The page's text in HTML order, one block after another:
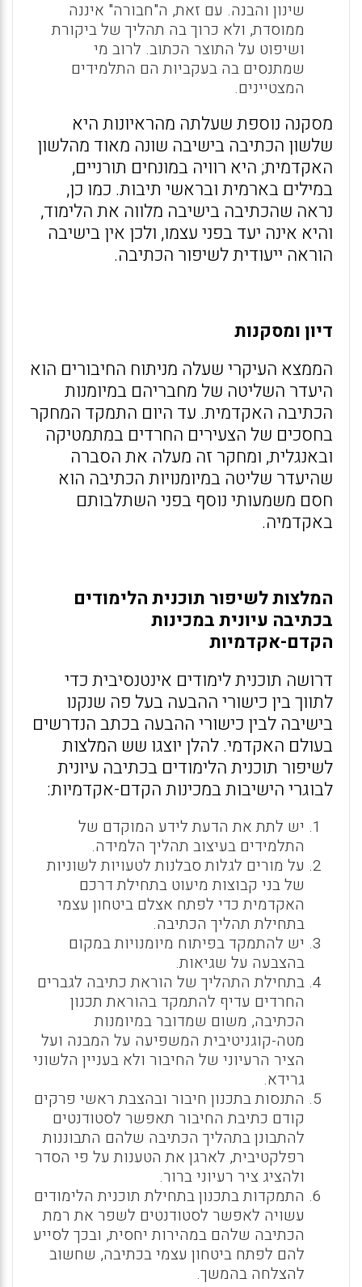
שינון והבנה. עם זאת, ה"חבורה" איננה
ממוסדת, ולא כרוך בה תהליך של ביקורת
ושיפוט על התוצר הכתוב. לרוב מי
שמתנסים בה בעקביות הם התלמידים
המצטיינים.
מסקנה נוספת שעלתה מהראיונות היא
שלשון הכתיבה בישיבה שונה מאוד מהלשון
האקדמית; היא רוויה במונחים תורניים,
במילים בארמית ובראשי תיבות. כמו כן,
נראה שהכתיבה בישיבה מלווה את הלימוד,
והיא אינה יעד בפני עצמו, ולכן אין בישיבה
הוראה ייעודית לשיפור הכתיבה.
דיון ומסקנות
הממצא העיקרי שעלה מניתוח החיבורים הוא
היעדר השליטה של מחבריהם במיומנות
הכתיבה האקדמית. עד היום התמקד המחקר
בחסכים של הצעירים החרדים במתמטיקה
ובאנגלית, ומחקר זה מעלה את הסברה
שהיעדר שליטה במיומנויות הכתיבה הוא
חסם משמעותי נוסף בפני השתלבותם
באקדמיה.
המלצות לשיפור תוכנית הלימודים
בכתיבה עיונית במכינות
הקדם-אקדמיות
דרושה תוכנית לימודים אינטנסיבית כדי
לתווך בין כישורי ההבעה בעל פה שנקנו
בישיבה לבין כישורי ההבעה בכתב הנדרשים
בעולם האקדמי. להלן יוצגו שש המלצות
לשיפור תוכנית הלימודים בכתיבה עיונית
לבוגרי הישיבות במכינות הקדם-אקדמיות:
יש לתת את הדעת לידע המוקדם של
התלמידים בעיצוב תהליך הלמידה.
על מורים לגלות סבלנות לטעויות לשוניות
של בני קבוצות מיעוט בתחילת דרכם
האקדמית כדי לפתח אצלם ביטחון עצמי
בתחילת תהליך הכתיבה.
יש להתמקד בפיתוח מיומנויות במקום
בהצבעה על שגיאות.
בתחילת התהליך של הוראת כתיבה לגברים
החרדים עדיף להתמקד בהוראת תכנון
הכתיבה, משום שמדובר במיומנות
מטה-קוגניטיבית המשפיעה על המבנה ועל
הציר הרעיוני של החיבור ולא בעניין הלשוני
גרידא.
התנסות בתכנון חיבור ובהצבת ראשי פרקים
קודם כתיבת החיבור תאפשר לסטודנטים
להתבונן בתהליך הכתיבה שלהם התבוננות
רפלקטיבית, לארגן את הטענות על פי הסדר
ולהציג ציר רעיוני ברור.
התמקדות בתכנון בתחילת תוכנית הלימודים
עשויה לאפשר לסטודנטים לשפר את רמת
הכתיבה שלהם במהירות יחסית, ובכך לסייע
להם לפתח ביטחון עצמי בכתיבה, שחשוב
להצלחה בהמשך.